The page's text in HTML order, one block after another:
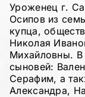
Уроженец г.
Осипов из
купца,
Николая
Михайловны. В
сыновей:
Серафим, а
Александра,